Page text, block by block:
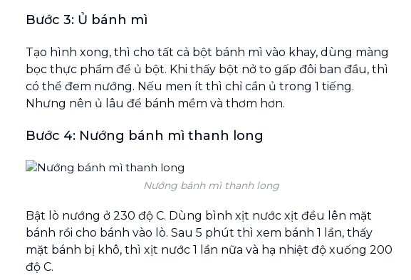
Bước 3: Ủ bánh mì
Tạo hình xong, thì cho tất cả bột bánh mì vào khay, dùng màng
bọc thực phẩm để ủ bột. Khi thấy bột nở to gấp đôi ban đầu, thì
có thể đem nướng. Nếu men ít thì chỉ cần ủ trong 1 tiếng.
Nhưng nên ủ lâu để bánh mềm và thơm hơn.
Bước 4: Nướng bánh mì thanh long
Nướng bánh mì thanh long
Bật lò nướng ở 230 độ C. Dùng bình xịt nước xịt đều lên mặt
bánh rồi cho bánh vào lò. Sau 5 phút thì xem bánh 1 lần, thấy
mặt bánh bị khô, thì xịt nước 1 lần nữa và hạ nhiệt độ xuống 200
độ C.